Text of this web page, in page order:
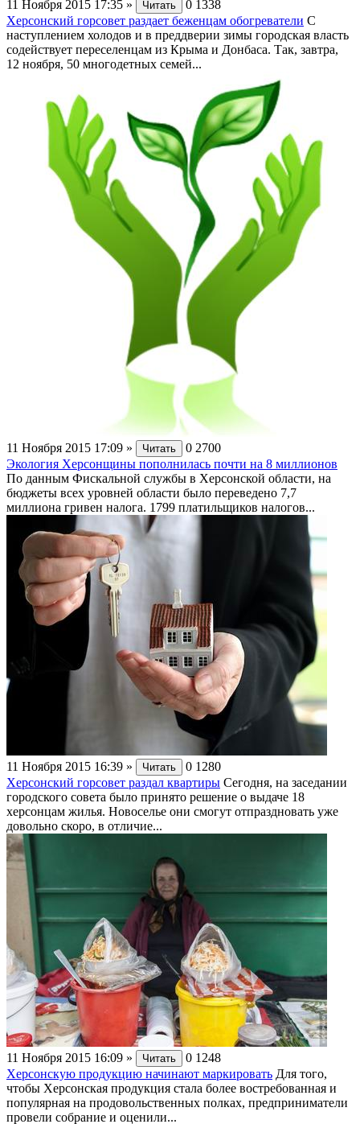
11 Ноября 2015 17:35 » Читать 0 1338
Херсонский горсовет раздает беженцам обогреватели С
наступлением холодов и в преддверии зимы городская власть
содействует переселенцам из Крыма и Донбаса. Так, завтра,
12 ноября, 50 многодетных семей...
11 Ноября 2015 17:09 » Читать 0 2700
Экология Херсонщины пополнилась почти на 8 миллионов
По данным Фискальной службы в Херсонской области, на
бюджеты всех уровней области было переведено 7,7
миллиона гривен налога. 1799 платильщиков налогов...
11 Ноября 2015 16:39 » Читать 0 1280
Херсонский горсовет раздал квартиры Сегодня, на заседании
городского совета было принято решение о выдаче 18
херсонцам жилья. Новоселье они смогут отпраздновать уже
довольно скоро, в отличие...
11 Ноября 2015 16:09 » Читать 0 1248
Херсонскую продукцию начинают маркировать Для того,
чтобы Херсонская продукция стала более востребованная и
популярная на продовольственных полках, предприниматели
провели собрание и оценили...